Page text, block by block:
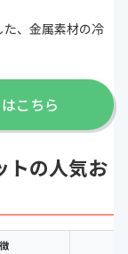
、金属素材の冷
こちら
トの人気お